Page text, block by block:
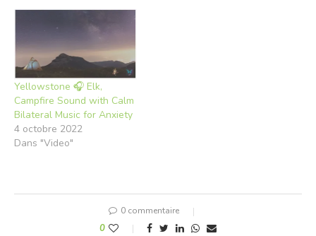
Yellowstone 🎧 Elk,
Campfire Sound with Calm
Bilateral Music for Anxiety
4 octobre 2022
Dans "Video"
0 commentaire
0